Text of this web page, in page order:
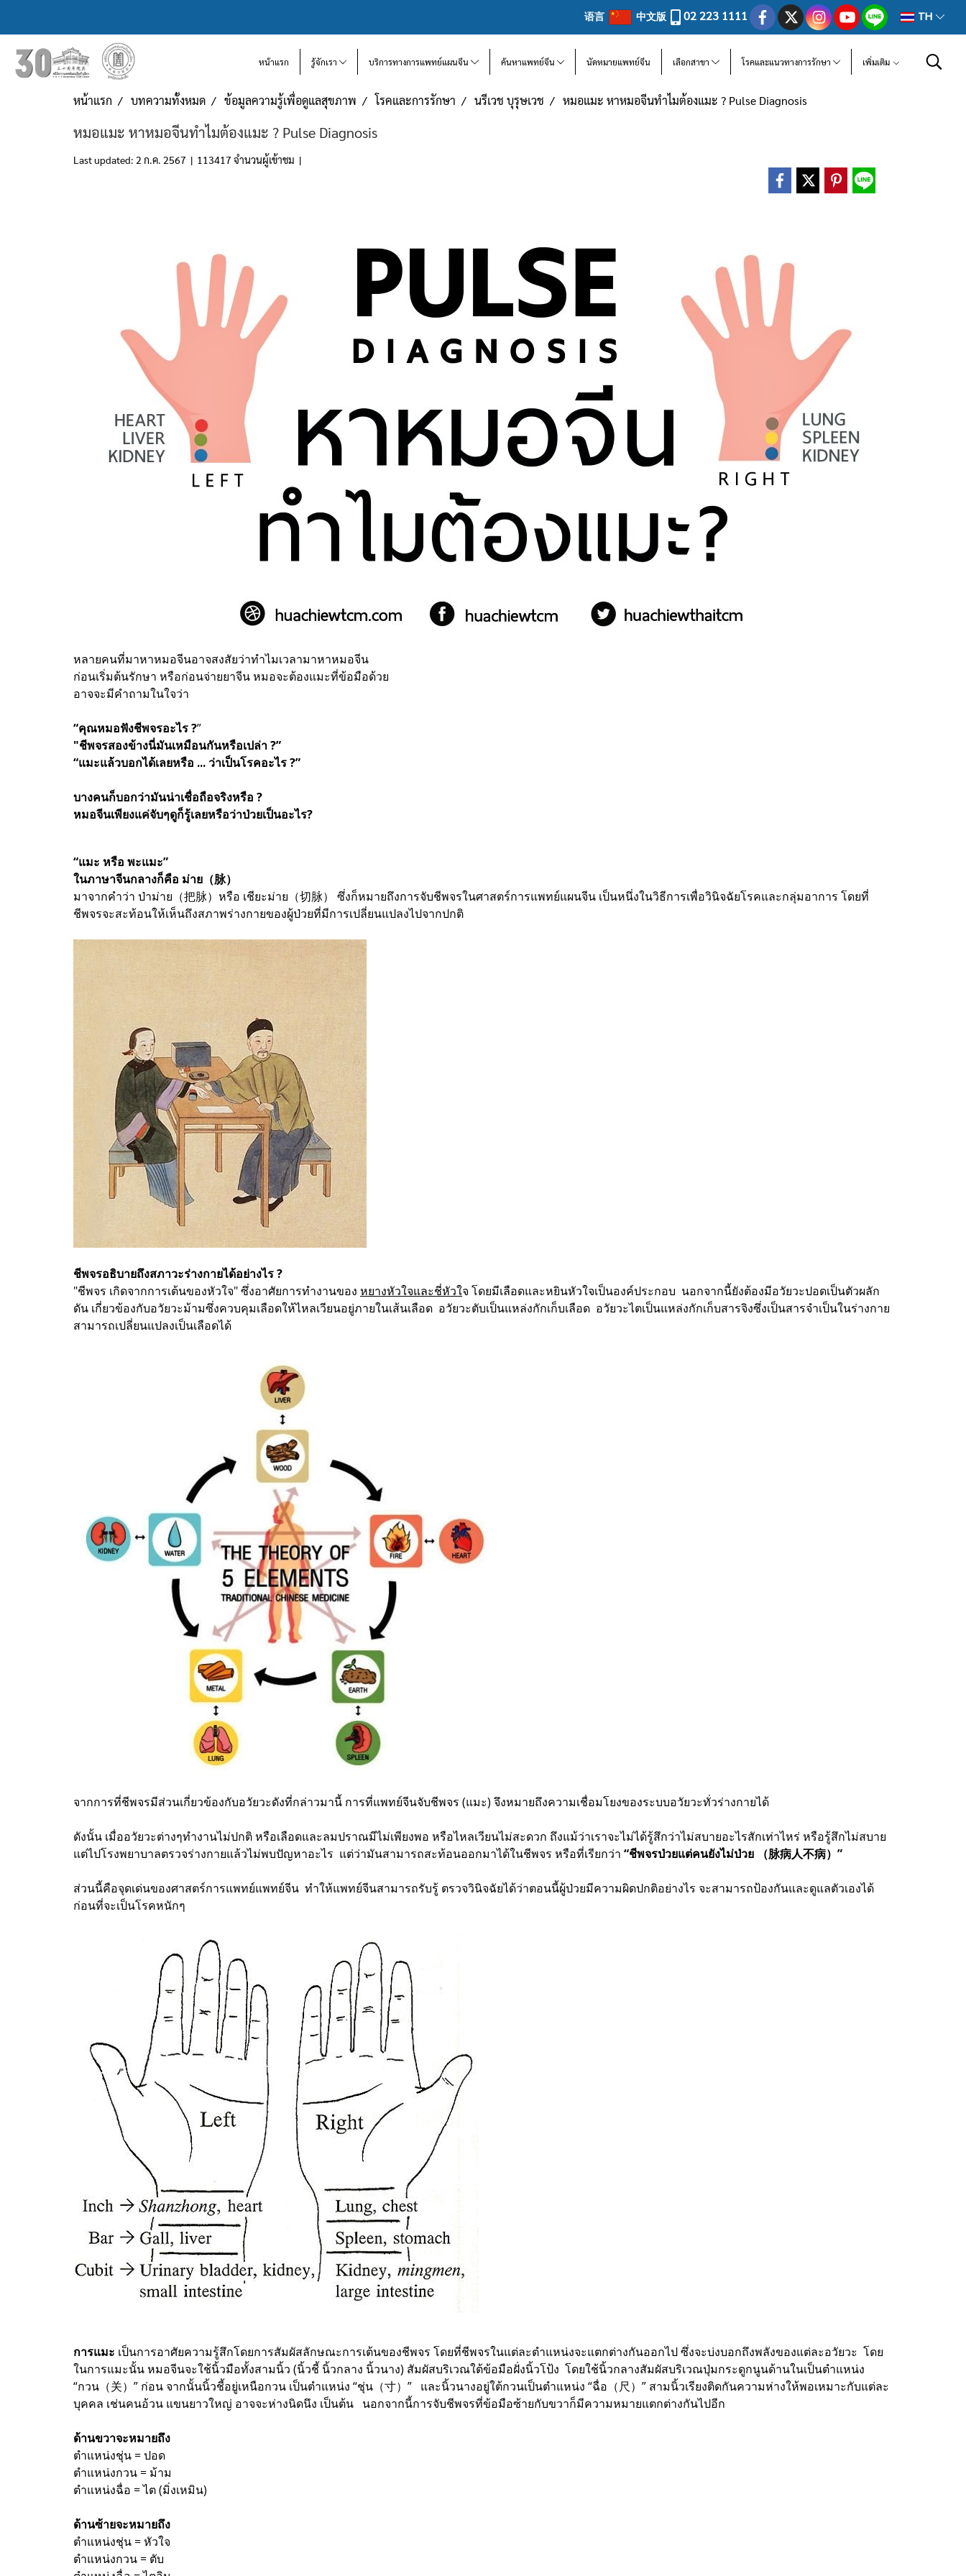
语言 中文版 02 223 1111 TH
หน้าแรก รู้จักเรา บริการทางการแพทย์แผนจีน ค้นหาแพทย์จีน นัดหมายแพทย์จีน เลือกสาขา โรคและแนวทางการรักษา เพิ่มเติม
หน้าแรก บทความทั้งหมด ข้อมูลความรู้เพื่อดูแลสุขภาพ โรคและการรักษา นรีเวช บุรุษเวช หมอแมะ หาหมอจีนทำไมต้องแมะ ? Pulse Diagnosis
หมอแมะ หาหมอจีนทำไมต้องแมะ ? Pulse Diagnosis
Last updated: 2 ก.ค. 2567 | 113417 จำนวนผู้เข้าชม |
หลายคนที่มาหาหมอจีนอาจสงสัยว่าทำไมเวลามาหาหมอจีน
ก่อนเริ่มต้นรักษา หรือก่อนจ่ายยาจีน หมอจะต้องแมะที่ข้อมือด้วย
อาจจะมีคำถามในใจว่า
“คุณหมอฟังชีพจรอะไร ?”
"ชีพจรสองข้างนี่มันเหมือนกันหรือเปล่า ?”
“แมะแล้วบอกได้เลยหรือ ... ว่าเป็นโรคอะไร ?”
บางคนก็บอกว่ามันน่าเชื่อถือจริงหรือ ?
หมอจีนเพียงแค่จับๆดูก็รู้เลยหรือว่าป่วยเป็นอะไร?
“แมะ หรือ พะแมะ”
ในภาษาจีนกลางก็คือ ม่าย（脉）
มาจากคำว่า ป่าม่าย（把脉）หรือ เชียะม่าย（切脉） ซึ่งก็หมายถึงการจับชีพจรในศาสตร์การแพทย์แผนจีน เป็นหนึ่งในวิธีการเพื่อวินิจฉัยโรคและกลุ่มอาการ โดยที่
ชีพจรจะสะท้อนให้เห็นถึงสภาพร่างกายของผู้ป่วยที่มีการเปลี่ยนแปลงไปจากปกติ
ชีพจรอธิบายถึงสภาวะร่างกายได้อย่างไร ?
"ชีพจร เกิดจากการเต้นของหัวใจ" ซึ่งอาศัยการทำงานของ หยางหัวใจและชี่หัวใจ โดยมีเลือดและหยินหัวใจเป็นองค์ประกอบ นอกจากนี้ยังต้องมีอวัยวะปอดเป็นตัวผลัก
ดัน เกี่ยวข้องกับอวัยวะม้ามซึ่งควบคุมเลือดให้ไหลเวียนอยู่ภายในเส้นเลือด อวัยวะตับเป็นแหล่งกักเก็บเลือด อวัยวะไตเป็นแหล่งกักเก็บสารจิงซึ่งเป็นสารจำเป็นในร่างกาย
สามารถเปลี่ยนแปลงเป็นเลือดได้
จากการที่ชีพจรมีส่วนเกี่ยวข้องกับอวัยวะดังที่กล่าวมานี้ การที่แพทย์จีนจับชีพจร (แมะ) จึงหมายถึงความเชื่อมโยงของระบบอวัยวะทั่วร่างกายได้
ดังนั้น เมื่ออวัยวะต่างๆทำงานไม่ปกติ หรือเลือดและลมปราณมีไม่เพียงพอ หรือไหลเวียนไม่สะดวก ถึงแม้ว่าเราจะไม่ได้รู้สึกว่าไม่สบายอะไรสักเท่าไหร่ หรือรู้สึกไม่สบาย
แต่ไปโรงพยาบาลตรวจร่างกายแล้วไม่พบปัญหาอะไร แต่ว่ามันสามารถสะท้อนออกมาได้ในชีพจร หรือที่เรียกว่า “ชีพจรป่วยแต่คนยังไม่ป่วย （脉病人不病）”
ส่วนนี้คือจุดเด่นของศาสตร์การแพทย์แพทย์จีน ทำให้แพทย์จีนสามารถรับรู้ ตรวจวินิจฉัยได้ว่าตอนนี้ผู้ป่วยมีความผิดปกติอย่างไร จะสามารถป้องกันและดูแลตัวเองได้
ก่อนที่จะเป็นโรคหนักๆ
การแมะ เป็นการอาศัยความรู้สึกโดยการสัมผัสลักษณะการเต้นของชีพจร โดยที่ชีพจรในแต่ละตำแหน่งจะแตกต่างกันออกไป ซึ่งจะบ่งบอกถึงพลังของแต่ละอวัยวะ โดย
ในการแมะนั้น หมอจีนจะใช้นิ้วมือทั้งสามนิ้ว (นิ้วชี้ นิ้วกลาง นิ้วนาง) สัมผัสบริเวณใต้ข้อมือฝั่งนิ้วโป้ง โดยใช้นิ้วกลางสัมผัสบริเวณปุ่มกระดูกนูนด้านในเป็นตำแหน่ง
“กวน（关）” ก่อน จากนั้นนิ้วชี้อยู่เหนือกวน เป็นตำแหน่ง “ชุ่น（寸）” และนิ้วนางอยู่ใต้กวนเป็นตำแหน่ง “ฉื่อ（尺）” สามนิ้วเรียงติดกันความห่างให้พอเหมาะกับแต่ละ
บุคคล เช่นคนอ้วน แขนยาวใหญ่ อาจจะห่างนิดนึง เป็นต้น นอกจากนี้การจับชีพจรที่ข้อมือซ้ายกับขวาก็มีความหมายแตกต่างกันไปอีก
ด้านขวาจะหมายถึง
ตำแหน่งชุ่น = ปอด
ตำแหน่งกวน = ม้าม
ตำแหน่งฉื่อ = ไต (มิ่งเหมิน)
ด้านซ้ายจะหมายถึง
ตำแหน่งชุ่น = หัวใจ
ตำแหน่งกวน = ตับ